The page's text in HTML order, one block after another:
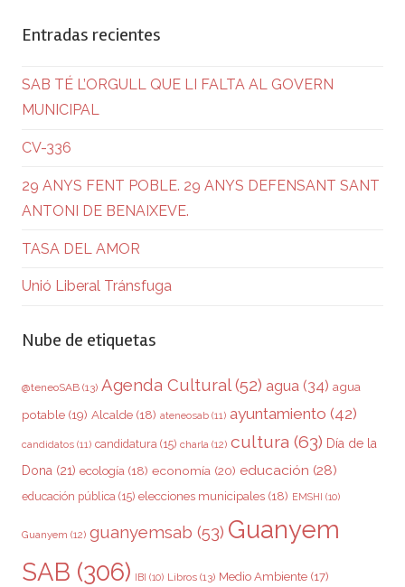
Entradas recientes
SAB TÉ L’ORGULL QUE LI FALTA AL GOVERN
MUNICIPAL
CV-336
29 ANYS FENT POBLE. 29 ANYS DEFENSANT SANT
ANTONI DE BENAIXEVE.
TASA DEL AMOR
Unió Liberal Tránsfuga
Nube de etiquetas
@teneoSAB (13) Agenda Cultural(52) agua (34) agua
potable (19) Alcalde (18) ateneosab (11) ayuntamiento (42)
candidatos (11) candidatura (15) charla (12) cultura (63) Día de la
Dona (21) ecología (18) economía (20) educación (28)
educación pública (15) elecciones municipales (18) EMSHI (10)
Guanyem (12) guanyemsab (53) Guanyem
SAB (306) IBI (10) Libros (13) Medio Ambiente (17)